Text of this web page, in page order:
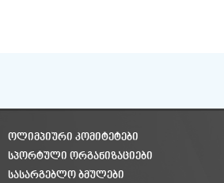
ᲝᲚᲘᲛᲞᲘᲣᲠᲘ ᲙᲝᲛᲘᲢᲔᲢᲔᲑᲘ
ᲡᲞᲝᲠᲢᲣᲚᲘ ᲝᲠᲒᲐᲜᲘᲖᲐᲪᲘᲔᲑᲘ
ᲡᲐᲡᲐᲠᲒᲔᲑᲚᲝ ᲑᲛᲣᲚᲔᲑᲘ